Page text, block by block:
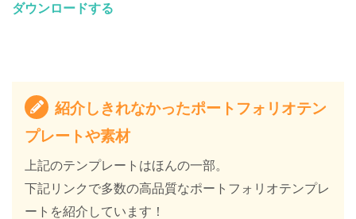
ダウンロードする
紹介しきれなかったポートフォリオテン
プレートや素材
上記のテンプレートはほんの一部。
下記リンクで多数の高品質なポートフォリオテンプレ
ートを紹介しています！